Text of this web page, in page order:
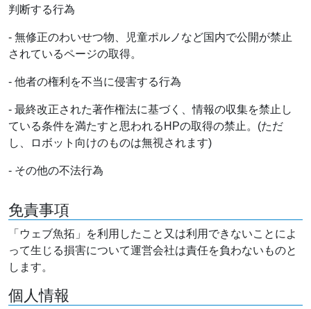
判断する行為
- 無修正のわいせつ物、児童ポルノなど国内で公開が禁止
されているページの取得。
- 他者の権利を不当に侵害する行為
- 最終改正された著作権法に基づく、情報の収集を禁止し
ている条件を満たすと思われるHPの取得の禁止。(ただ
し、ロボット向けのものは無視されます)
- その他の不法行為
免責事項
「ウェブ魚拓」を利用したこと又は利用できないことによ
って生じる損害について運営会社は責任を負わないものと
します。
個人情報